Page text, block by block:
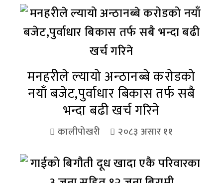
मनहरीले ल्यायो अन्ठानब्बे करोडको
नयाँ बजेट,पुर्वाधार बिकास तर्फ सबै
भन्दा बढी खर्च गरिने
कालीपोखरी २०८३ असार ११